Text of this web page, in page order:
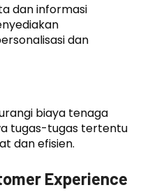
dan informasi
dan
biaya tenaga
tugas-tugas tertentu
dan efisien.
Experience